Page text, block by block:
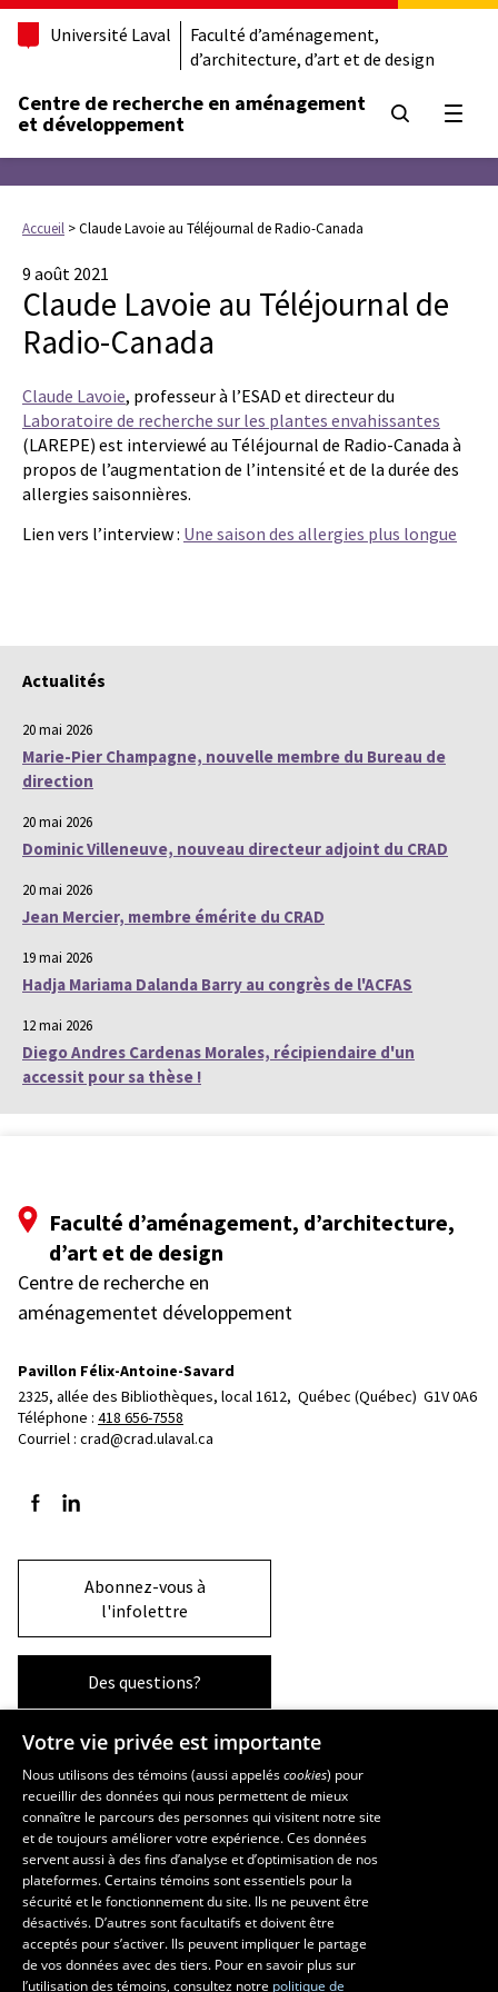
Université Laval
Faculté d’aménagement,
d’architecture, d’art et de design
Centre de recherche en aménagement
et développement
Accueil >Claude Lavoie au Téléjournal de Radio-Canada
9 août 2021
Claude Lavoie au Téléjournal de
Radio-Canada
Claude Lavoie, professeur à l’ESAD et directeur du
Laboratoire de recherche sur les plantes envahissantes
(LAREPE) est interviewé au Téléjournal de Radio-Canada à
propos de l’augmentation de l’intensité et de la durée des
allergies saisonnières.
Lien vers l’interview : Une saison des allergies plus longue
Actualités
20 mai 2026
Marie-Pier Champagne, nouvelle membre du Bureau de
direction
20 mai 2026
Dominic Villeneuve, nouveau directeur adjoint du CRAD
20 mai 2026
Jean Mercier, membre émérite du CRAD
19 mai 2026
Hadja Mariama Dalanda Barry au congrès de l'ACFAS
12 mai 2026
Diego Andres Cardenas Morales, récipiendaire d'un
accessit pour sa thèse !
Faculté d’aménagement, d’architecture,
d’art et de design
Centre de recherche en
aménagementet développement
Pavillon Félix-Antoine-Savard
2325, allée des Bibliothèques, local 1612, Québec (Québec)  G1V 0A6
Téléphone : 418 656-7558
Courriel : crad@crad.ulaval.ca
Suivez-nous sur Facebook
Suivez-nous sur LinkedIn
Abonnez-vous à
l'infolettre
Des questions?
La Faculté et ses écoles
Faculté d’aménagement, d’architecture, d’art et de design
École d’art
École supérieure d’aménagement du territoire et de développement
régional
École d’architecture
École de design
Votre vie privée est importante
Nous utilisons des témoins (aussi appeléscookies) pour
recueillir des données qui nous permettent de mieux
connaître le parcours des personnes qui visitent notre site
et de toujours améliorer votre expérience. Ces données
servent aussi à des fins d’analyse et d’optimisation de nos
plateformes. Certains témoins sont essentiels pour la
sécurité et le fonctionnement du site. Ils ne peuvent être
désactivés. D’autres sont facultatifs et doivent être
acceptés pour s’activer. Ils peuvent impliquer le partage
de vos données avec des tiers. Pour en savoir plus sur
l’utilisation des témoins, consultez notre politique de